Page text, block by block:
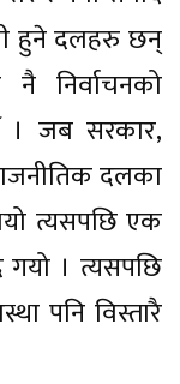
हुने दलहरु छन्
निर्वाचनको
। जब सरकार,
दलका
त्यसपछि एक
गयो । त्यसपछि
पनि विस्तारै